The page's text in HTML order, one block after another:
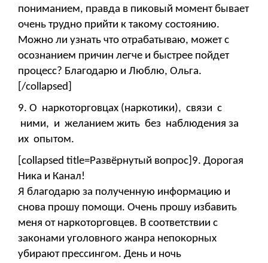
пониманием, правда в пиковый момент бывает
очень трудно прийти к такому состоянию.
Можно ли узнать что отрабатываю, может с
осознанием причин легче и быстрее пойдет
процесс? Благодарю и Люблю, Ольга.
[/collapsed]
9. О наркоторговцах (наркотики), связи с
ними, и желанием жить без наблюдения за
их опытом.
[collapsed title=Развёрнутый вопрос]9. Дорогая
Ника и Канал!
Я благодарю за полученную информацию и
снова прошу помощи. Очень прошу избавить
меня от наркоторговцев. В соответствии с
законами уголовного жанра непокорных
убирают прессингом. День и ночь